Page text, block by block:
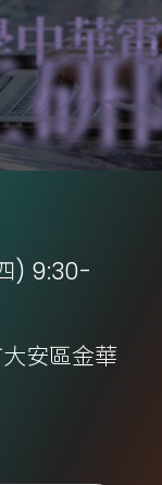
電
) 9:30-
大安區金華